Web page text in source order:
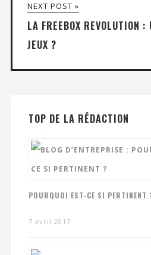
NEXT POST »
LA FREEBOX REVOLUTION :
JEUX ?
TOP DE LA RÉDACTION
POURQUOI EST-CE SI PERTINENT
7 avril 2017